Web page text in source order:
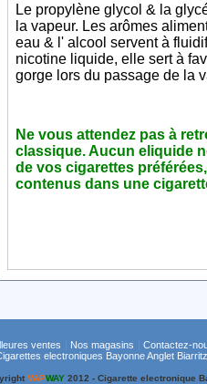
Le propylène glycol & la
la vapeur. Les arômes
eau & l' alcool servent à
nicotine liquide, elle sert à
gorge lors du passage de la
Ne vous attendez pas à
classique. Aucun eliquide
de vos cigarettes
contenus dans une
ventes Nos magasins
Contactez-
electroniques Bayonne Anglet
VAPWAY2012 - Cigarette electronique